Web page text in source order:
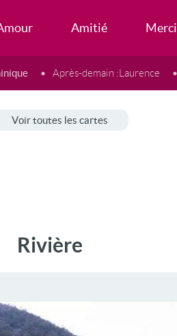
Amitié Merci
Après-demain :Laurence
Voir toutes les cartes
Rivière